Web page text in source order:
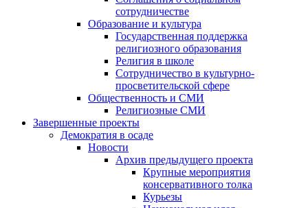
сотрудничестве
Образование и культура
Государственная поддержка
религиозного образования
Религия в школе
Сотрудничество в культурно-
просветительской сфере
Общественность и СМИ
Религиозные СМИ
Завершенные проекты
Демократия в осаде
Новости
Архив предыдущего проекта
Крупные мероприятия
консервативного толка
Курьезы